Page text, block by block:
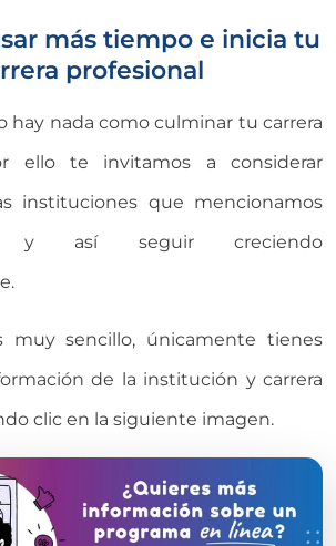
más tiempo e inicia tu
profesional
hay nada como culminar tu carrera
ello te invitamos a considerar
instituciones que mencionamos
y así seguir creciendo
muy sencillo, únicamente tienes
de la institución y carrera
clic en la siguiente imagen.